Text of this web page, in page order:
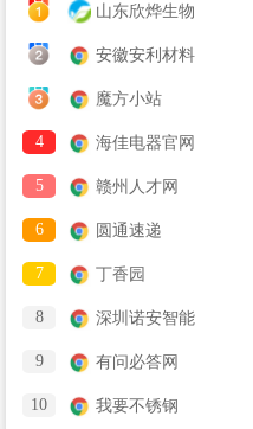
山东欣烨生物
安徽安利材料
魔方小站
4 海佳电器官网
5 赣州人才网
6 圆通速递
7 丁香园
8 深圳诺安智能
9 有问必答网
10 我要不锈钢